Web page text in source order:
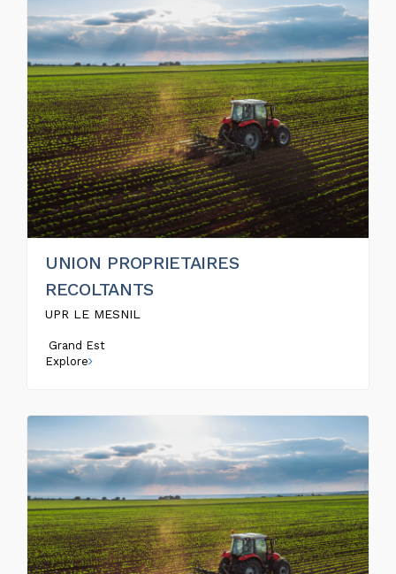
UNION PROPRIETAIRES
RECOLTANTS
UPR LE MESNIL
Grand Est
Explore